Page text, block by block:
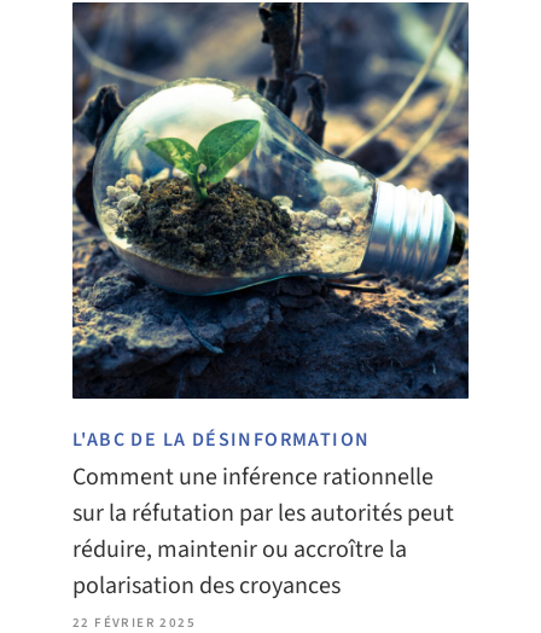
L'ABC DE LA DÉSINFORMATION
Comment une inférence rationnelle
sur la réfutation par les autorités peut
réduire, maintenir ou accroître la
polarisation des croyances
22 FÉVRIER 2025